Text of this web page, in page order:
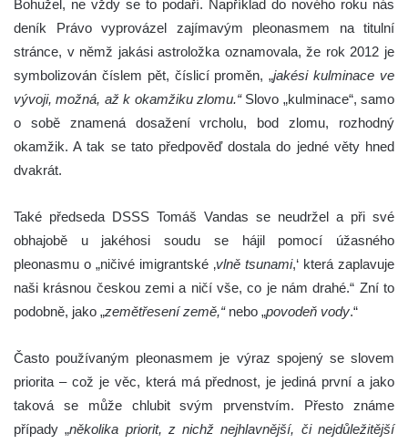
Bohužel, ne vždy se to podaří. Například do nového roku nás
deník Právo vyprovázel zajímavým pleonasmem na titulní
stránce, v němž jakási astroložka oznamovala, že rok 2012 je
symbolizován číslem pět, číslicí proměn, „jakési kulminace ve
vývoji, možná, až k okamžiku zlomu.“Slovo „kulminace“, samo
o sobě znamená dosažení vrcholu, bod zlomu, rozhodný
okamžik. A tak se tato předpověď dostala do jedné věty hned
dvakrát.
Také předseda DSSS Tomáš Vandas se neudržel a při své
obhajobě u jakéhosi soudu se hájil pomocí úžasného
pleonasmu o „ničivé imigrantské ‚vlně tsunami,‘ která zaplavuje
naši krásnou českou zemi a ničí vše, co je nám drahé.“ Zní to
podobně, jako „zemětřesení země,“nebo „povodeň vody.“
Často používaným pleonasmem je výraz spojený se slovem
priorita – což je věc, která má přednost, je jediná první a jako
taková se může chlubit svým prvenstvím. Přesto známe
případy „několika priorit, z nichž nejhlavnější, či nejdůležitější